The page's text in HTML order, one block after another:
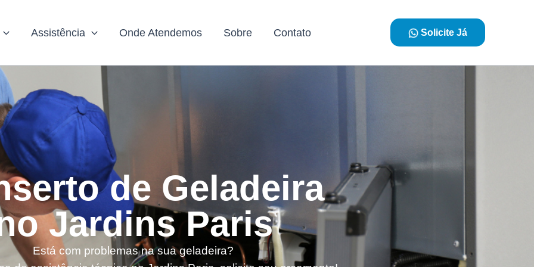
Assistência Onde Atendemos Sobre Contato Solicite Já
de Geladeira
Jardins Paris
Está com problemas na sua geladeira?